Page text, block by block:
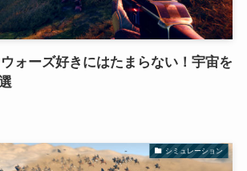
ウォーズ好きにはたまらない！宇宙を
シミュレーション